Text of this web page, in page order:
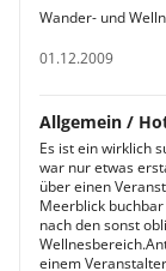
Wander- und
01.12.2009
Allgemein /
Es ist ein wirklich
war nur etwas
über einen
Meerblick
nach den sonst
einem